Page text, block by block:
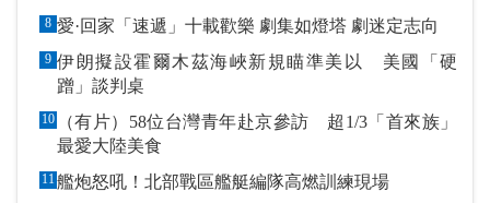
8 愛·回家「速遞」十載歡樂 劇集如燈塔 劇迷定志向
9 伊朗擬設霍爾木茲海峽新規瞄準美以 美國「硬
蹭」談判桌
10
（有片）58位台灣青年赴京參訪 超1/3「首來族」
最愛大陸美食
11 艦炮怒吼！北部戰區艦艇編隊高燃訓練現場